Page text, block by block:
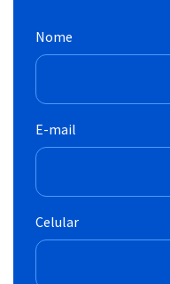
Nome
E-mail
Celular